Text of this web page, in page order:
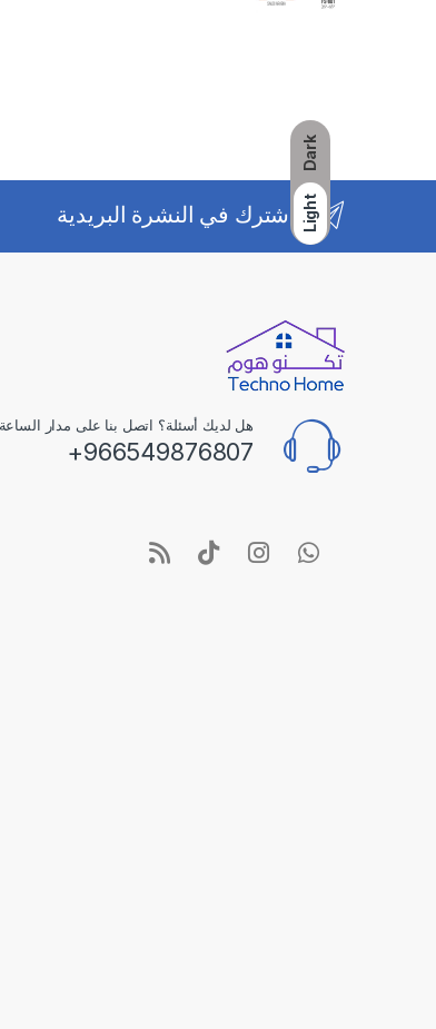
Dark
Light اشترك في النشرة البريدية
هل لديك أسئلة؟ اتصل بنا على مدار